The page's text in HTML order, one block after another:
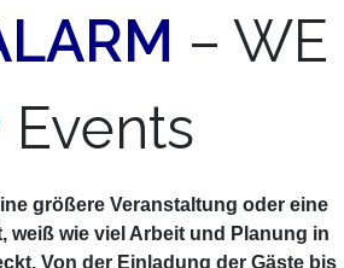
– WE
Events
größere Veranstaltung oder eine
weiß wie viel Arbeit und Planung in
Von der Einladung der Gäste bis